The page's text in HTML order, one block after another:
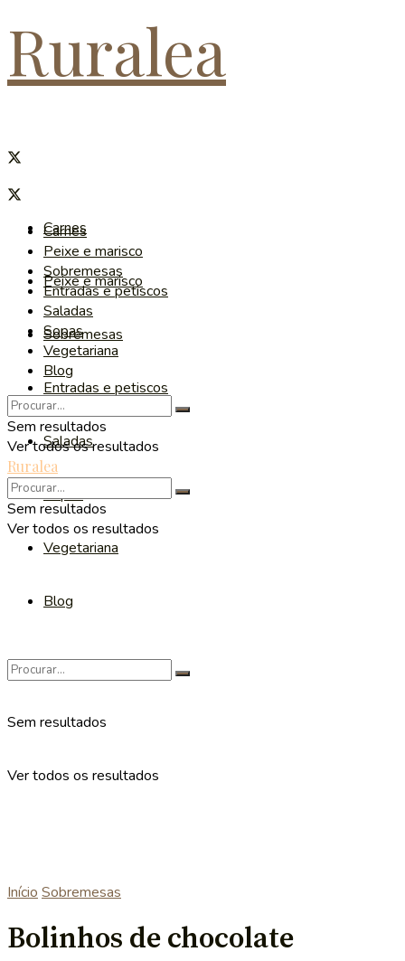
Ruralea
Carnes
Peixe e marisco
Sobremesas
Entradas e petiscos
Saladas
Sopas
Vegetariana
Blog
Sem resultados
Ver todos os resultados
Carnes
Peixe e marisco
Sobremesas
Entradas e petiscos
Saladas
Sopas
Vegetariana
Blog
Sem resultados
Ver todos os resultados
Ruralea
Sem resultados
Ver todos os resultados
Início Sobremesas
Bolinhos de chocolate